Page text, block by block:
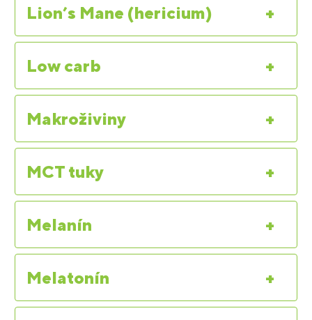
+
Lion’s Mane (hericium)
+
Low carb
+
Makroživiny
+
MCT tuky
+
Melanín
+
Melatonín